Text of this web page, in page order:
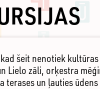
šeit nenotiek
Lielo zāli, orķestra
un ļauties